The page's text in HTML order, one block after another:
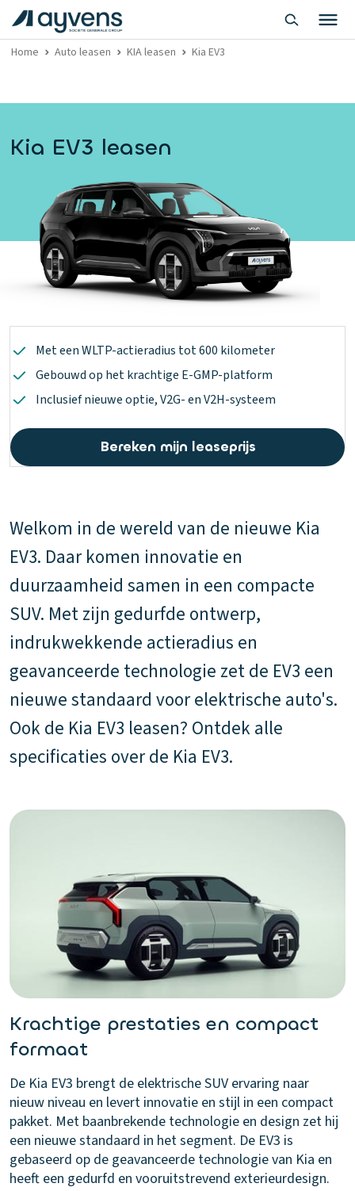
Home Auto leasen KIA leasen Kia EV3
Kia EV3 leasen
Met een WLTP-actieradius tot 600 kilometer
Gebouwd op het krachtige E-GMP-platform
Inclusief nieuwe optie, V2G- en V2H-systeem
Bereken mijn leaseprijs
Welkom in de wereld van de nieuwe Kia
EV3. Daar komen innovatie en
duurzaamheid samen in een compacte
SUV. Met zijn gedurfde ontwerp,
indrukwekkende actieradius en
geavanceerde technologie zet de EV3 een
nieuwe standaard voor elektrische auto's.
Ook de Kia EV3 leasen? Ontdek alle
specificaties over de Kia EV3.
Krachtige prestaties en compact
formaat
De Kia EV3 brengt de elektrische SUV ervaring naar
nieuw niveau en levert innovatie en stijl in een compact
pakket. Met baanbrekende technologie en design zet hij
een nieuwe standaard in het segment. De EV3 is
gebaseerd op de geavanceerde technologie van Kia en
heeft een gedurfd en vooruitstrevend exterieurdesign.